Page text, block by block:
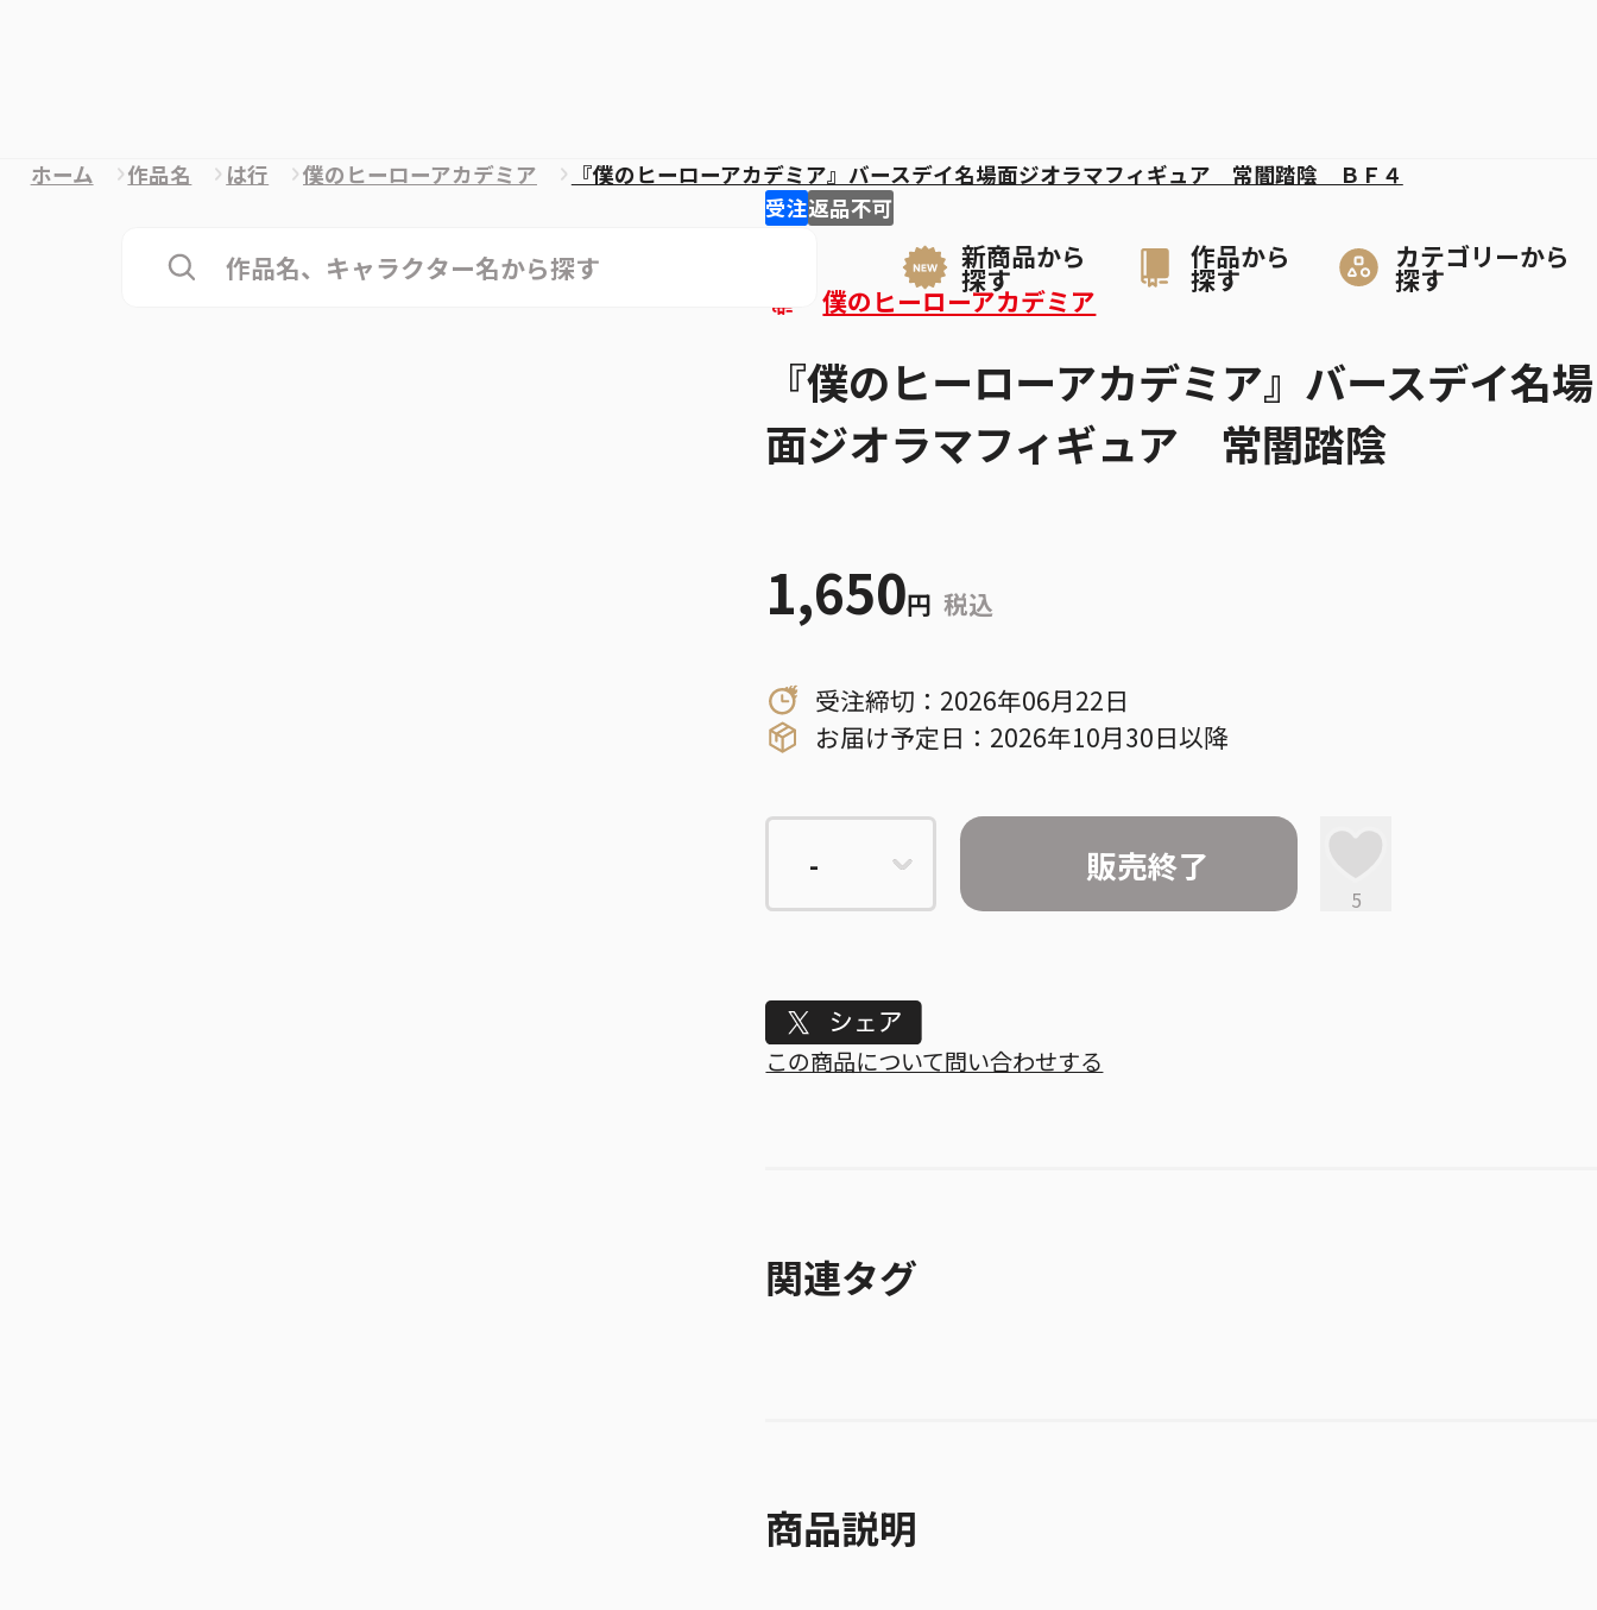
新商品から
探す
作品から
探す
カテゴリーから
探す
ホーム 作品名 は行 僕のヒーローアカデミア 『僕のヒーローアカデミア』バースデイ名場面ジオラマフィギュア 常闇踏陰 ＢＦ４
受注返品不可
僕のヒーローアカデミア
『僕のヒーローアカデミア』バースデイ名場
面ジオラマフィギュア 常闇踏陰
1,650円 税込
受注締切：2026年06月22日
お届け予定日：2026年10月30日以降
販売終了
5
Tweet
この商品について問い合わせする
関連タグ
商品説明